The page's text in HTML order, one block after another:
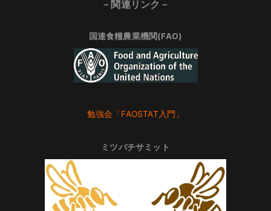
－関連リンク－
国連食糧農業機関(FAO)
勉強会「FAOSTAT入門」
ミツバチサミット